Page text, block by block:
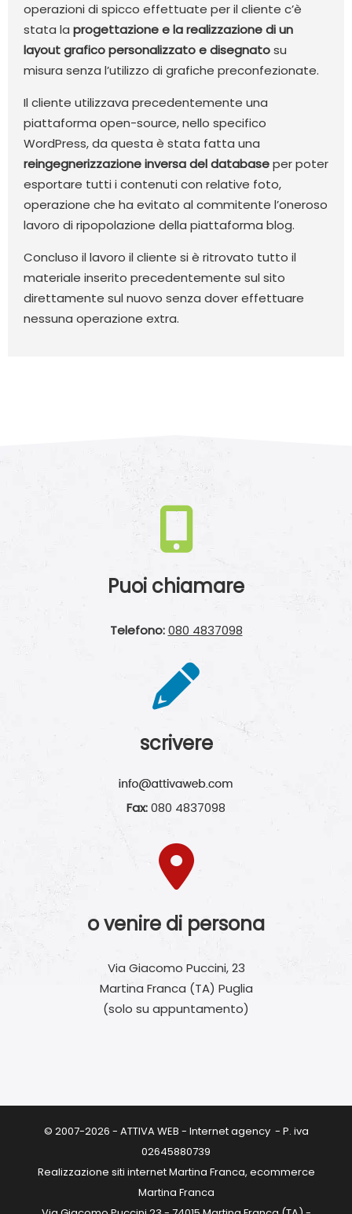
operazioni di spicco effettuate per il cliente c’è
stata la progettazione e la realizzazione di un
layout grafico personalizzato e disegnatosu
misura senza l’utilizzo di grafiche preconfezionate.
Il cliente utilizzava precedentemente una
piattaforma open-source, nello specifico
WordPress, da questa è stata fatta una
reingegnerizzazione inversa del databaseper poter
esportare tutti i contenuti con relative foto,
operazione che ha evitato al commitente l’oneroso
lavoro di ripopolazione della piattaforma blog.
Concluso il lavoro il cliente si è ritrovato tutto il
materiale inserito precedentemente sul sito
direttamente sul nuovo senza dover effettuare
nessuna operazione extra.
Puoi chiamare
Telefono: 080 4837098
scrivere
Fax:080 4837098
o venire di persona
Via Giacomo Puccini, 23
Martina Franca (TA) Puglia
(solo su appuntamento)
© 2007-2026 - ATTIVA WEB - Internet agency - P. iva
02645880739
Realizzazione siti internet Martina Franca, ecommerce
Martina Franca